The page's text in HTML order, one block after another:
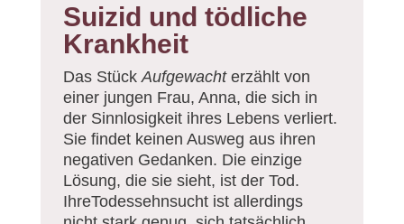
Suizid und tödliche
Krankheit
Das Stück Aufgewachterzählt von
einer jungen Frau, Anna, die sich in
der Sinnlosigkeit ihres Lebens verliert.
Sie findet keinen Ausweg aus ihren
negativen Gedanken. Die einzige
Lösung, die sie sieht, ist der Tod.
IhreTodessehnsucht ist allerdings